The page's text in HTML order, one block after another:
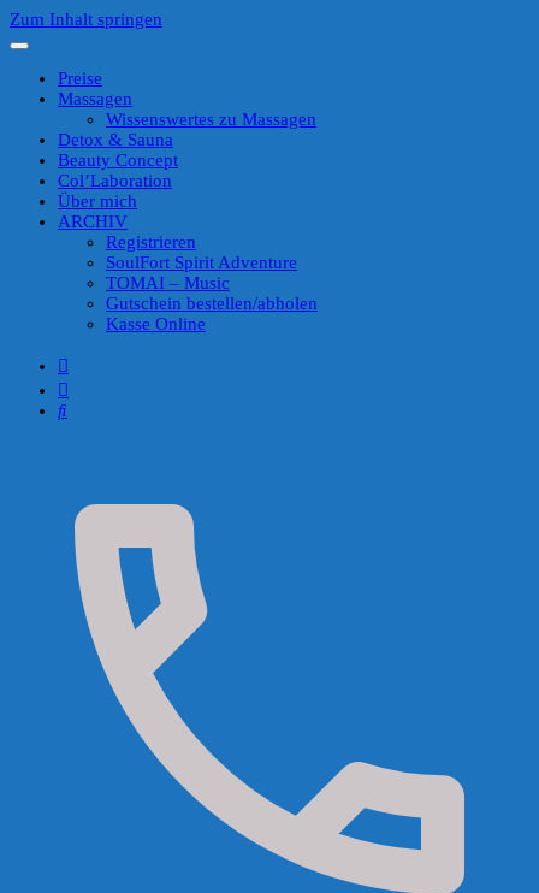
Zum Inhalt springen
Preise
Massagen
Wissenswertes zu Massagen
Detox & Sauna
Beauty Concept
Col’Laboration
Über mich
ARCHIV
Registrieren
SoulFort Spirit Adventure
TOMAI – Music
Gutschein bestellen/abholen
Kasse Online